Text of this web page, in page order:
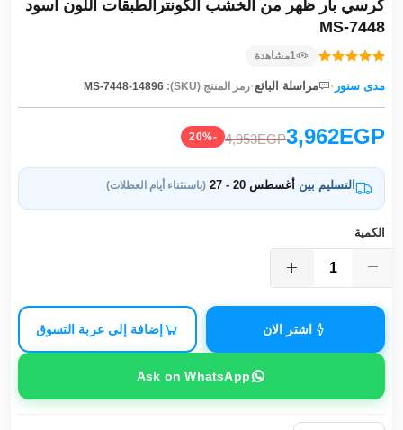
كرسي بار ظهر من الخشب الكونترالطبقات اللون أسود
MS-7448
1مشاهدة
مدى ستور · مراسلة البائع·رمز المنتج (SKU): MS-7448-14896
3,962EGP
4,953EGP
-20%
التسليم بين أغسطس 20 - 27 (باستثناء أيام العطلات)
الكمية
اشتر الان إضافة إلى عربة التسوق
Ask on WhatsApp